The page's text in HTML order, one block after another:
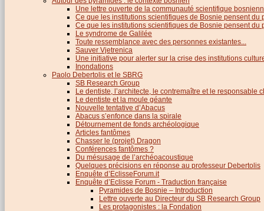
Une lettre ouverte de la communauté scientifique
Ce que les institutions scientifiques de Bosnie pensent du
Ce que les institutions scientifiques de Bosnie pensent du
Le syndrome de Galilée
Toute ressemblance avec des personnes existantes...
Sauver Vjetrenica
Une initiative pour alerter sur la crise des institutions
Inondations
Paolo Debertolis et le SBRG
SB Research Group
Le dentiste, l’architecte, le contremaître et le responsable
Le dentiste et la moule géante
Nouvelle tentative d’Abacus
Abacus s’enfonce dans la spirale
Détournement de fonds archéologique
Articles fantômes
Chasser le (projet) Dragon
Conférences fantômes ?
Du mésusage de l’archéoacoustique
Quelques précisions en réponse au professeur Debertolis
Enquête d’EclisseForum.it
Enquête d’Eclisse Forum - Traduction française
Pyramides de Bosnie – Introduction
Lettre ouverte au Directeur du SB Research Group
Les protagonistes : la Fondation